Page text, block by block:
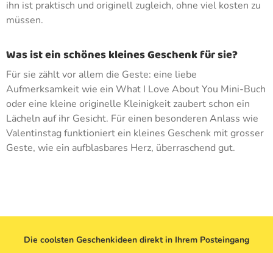
ihn ist praktisch und originell zugleich, ohne viel kosten zu
müssen.
Was ist ein schönes kleines Geschenk für sie?
Für sie zählt vor allem die Geste: eine liebe
Aufmerksamkeit wie ein What I Love About You Mini-Buch
oder eine kleine originelle Kleinigkeit zaubert schon ein
Lächeln auf ihr Gesicht. Für einen besonderen Anlass wie
Valentinstag funktioniert ein kleines Geschenk mit grosser
Geste, wie ein aufblasbares Herz, überraschend gut.
Die coolsten Geschenkideen direkt in Ihrem Posteingang